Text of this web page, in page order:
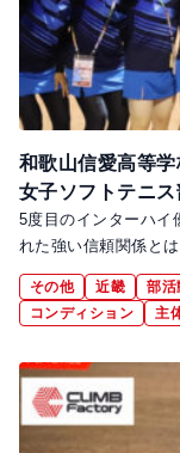
和歌山信愛高等学
女子ソフトテニス
5度目のインターハイ
れた強い信頼関係とは
その他 近畿
部活
コンディション
主